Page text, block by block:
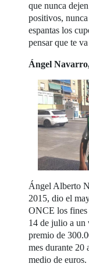
que nunca
positivos,
espantas los
pensar que te
Ángel
Ángel Alberto
2015, dio el
ONCE los fines
14 de julio a un
premio de
mes durante 20
medio de euros.